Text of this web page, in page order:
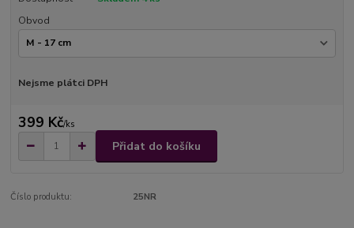
Obvod
Nejsme plátci DPH
399 Kč/ks
Přidat do košíku
Číslo produktu: 25NR